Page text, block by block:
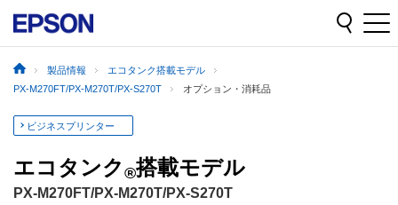
製品情報
エコタンク搭載モデル
PX-M270FT/PX-M270T/PX-S270T
オプション・消耗品
ビジネスプリンター
エコタンク ®搭載モデル
PX-M270FT/PX-M270T/PX-S270T